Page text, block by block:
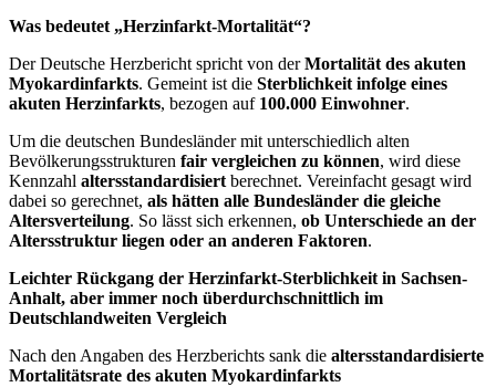
Was bedeutet „Herzinfarkt-Mortalität“?
Der Deutsche Herzbericht spricht von derMortalität des akuten
Myokardinfarkts. Gemeint ist die Sterblichkeit infolge eines
akuten Herzinfarkts, bezogen auf 100.000 Einwohner.
Um die deutschen Bundesländer mit unterschiedlich alten
Bevölkerungsstrukturen fair vergleichen zu können, wird diese
Kennzahl altersstandardisiertberechnet. Vereinfacht gesagt wird
dabei so gerechnet, als hätten alle Bundesländer die gleiche
Altersverteilung. So lässt sich erkennen, ob Unterschiede an der
Altersstruktur liegen oder an anderen Faktoren.
Leichter Rückgang der Herzinfarkt-Sterblichkeit in Sachsen-
Anhalt, aber immer noch überdurchschnittlich im
Deutschlandweiten Vergleich
Nach den Angaben des Herzberichts sank die altersstandardisierte
Mortalitätsrate des akuten Myokardinfarkts